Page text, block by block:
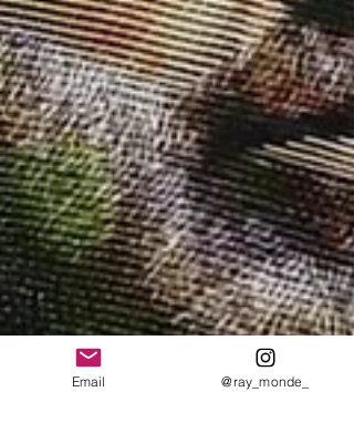
Email @ray_monde_